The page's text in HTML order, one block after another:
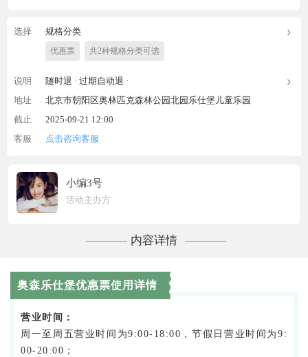
选择 规格分类
优惠票 共2种规格分类可选
说明 随时退 · 过期自动退 ·
地址
北京市朝阳区奥林匹克森林公园北园乐仕堡儿童乐园
截止
2025-09-21 12:00
客服
点击咨询客服
小编3号
活动主办方
内容详情
奥森乐仕堡优惠票使用详情
营业时间：
周一至周五营业时间为9:00-18:00，节假日营业时间为9:
00-20:00；